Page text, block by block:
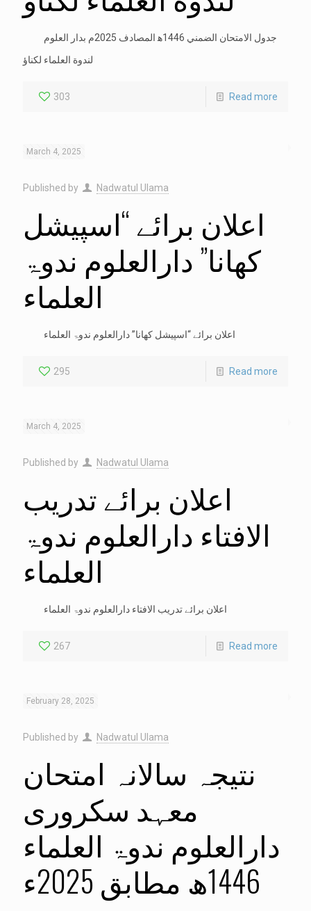
لندوة العلماء لكناؤ
303 Read more
March 4, 2025
Published by Nadwatul Ulama
اعلان برائے “اسپیشل
کھانا” دارالعلوم ندوۃ
العلماء
اعلان برائے “اسپیشل کھانا” دارالعلوم ندوۃ العلماء
295 Read more
March 4, 2025
Published by Nadwatul Ulama
اعلان برائے تدریب
الافتاء دارالعلوم ندوۃ
العلماء
اعلان برائے تدریب الافتاء دارالعلوم ندوۃ العلماء
267 Read more
February 28, 2025
Published by Nadwatul Ulama
نتیجہ سالانہ امتحان
معہد سکروری
دارالعلوم ندوۃ العلماء
1446ھ مطابق 2025ء